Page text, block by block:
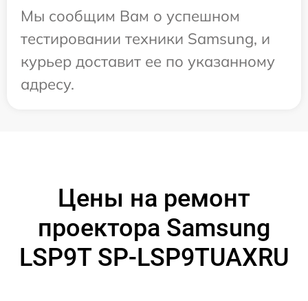
Мы сообщим Вам о успешном
тестировании техники Samsung, и
курьер доставит ее по указанному
адресу.
Цены на ремонт
проектора Samsung
LSP9T SP-LSP9TUAXRU